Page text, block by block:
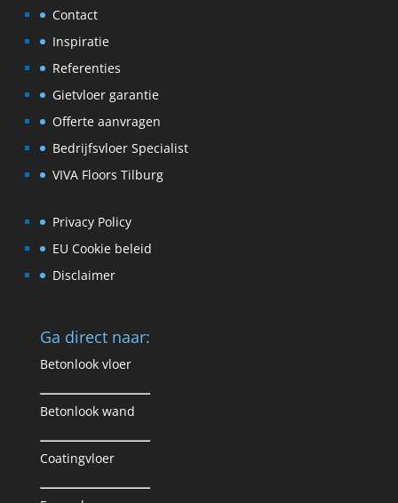
Contact
Inspiratie
Referenties
Gietvloer garantie
Offerte aanvragen
Bedrijfsvloer Specialist
VIVA Floors Tilburg
Privacy Policy
EU Cookie beleid
Disclaimer
Ga direct naar:
Betonlook vloer
Betonlook wand
Coatingvloer